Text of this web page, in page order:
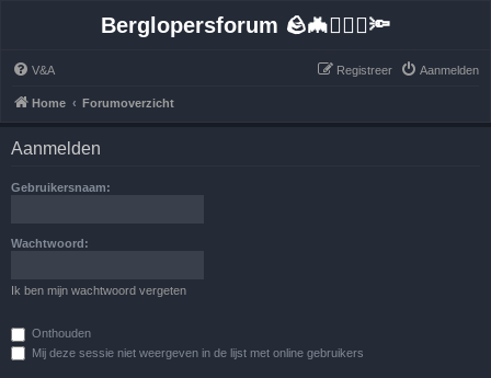
Berglopersforum 🪨🦇🚶🏻‍♂️🔦
V&A Aanmelden
Registreer
Home Forumoverzicht
Aanmelden
Gebruikersnaam:
Wachtwoord:
Ik ben mijn wachtwoord vergeten
Onthouden
Mij deze sessie niet weergeven in de lijst met online gebruikers